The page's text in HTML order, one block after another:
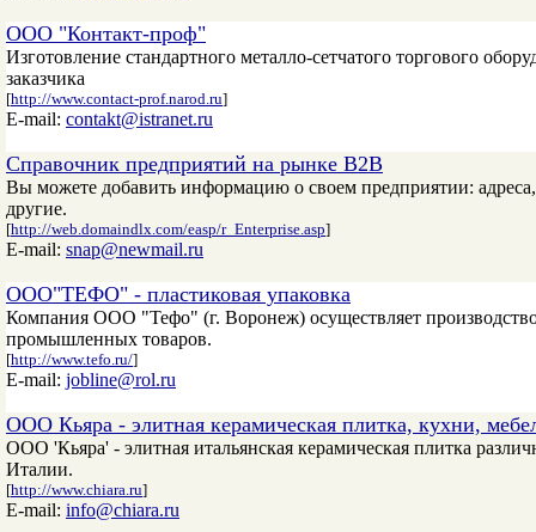
ООО "Контакт-проф"
Изготовление стандартного металло-сетчатого торгового
заказчика
[http://www.contact-prof.narod.ru]
E-mail: contakt@istranet.ru
Справочник предприятий на рынке B2B
Вы можете добавить информацию о своем предприятии:
другие.
[http://web.domaindlx.com/easp/r_Enterprise.asp]
E-mail: snap@newmail.ru
ООО"ТЕФО" - пластиковая упаковка
Компания OOO "Тефо" (г. Воронеж) осуществляет
промышленных товаров.
[http://www.tefo.ru/]
E-mail: jobline@rol.ru
ООО Кьяра - элитная керамическая плитка, кухни,
ООО 'Кьяра' - элитная итальянская керамическая плитка
Италии.
[http://www.chiara.ru]
E-mail: info@chiara.ru